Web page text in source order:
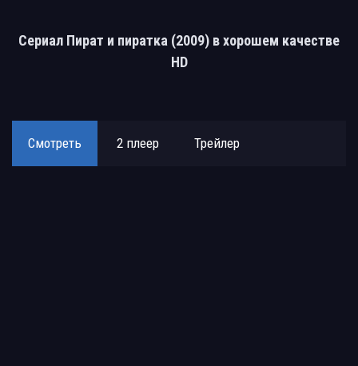
Сериал Пират и пиратка (2009) в хорошем качестве
HD
Смотреть 2 плеер Трейлер